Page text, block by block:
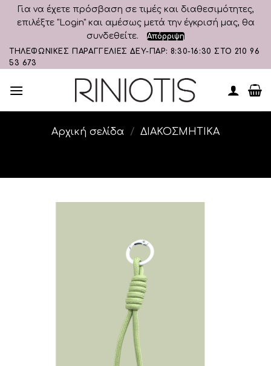
Για να έχετε πρόσβαση σε τιμές και διαθεσιμότητες,
επιλέξτε "Login" και αμέσως μετά την έγκρισή μας, θα
συνδεθείτε.
Απόρριψη
Skip
to
ΤΗΛΕΦΩΝΙΚΕΣ ΠΑΡΑΓΓΕΛΙΕΣ ΔΕΥ-ΠΑΡ: 8:30-16:30 ΣΤΟ 210 96
53 673
Αρχική σελίδα / ΔΙΑΚΟΣΜΗΤΙΚA